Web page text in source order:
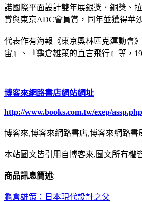
諾國際平面設計雙年展銀獎．銅獎、
賞與東京ADC會員賞，同年並獲得華
代表作有海報《東京奧林匹克運動會
宙』、『龜倉雄策的直言飛行』等，
博客來網路書店網站網址
http://www.books.com.tw/exep/
博客來,博客來網路書店,博客來網路書
本站圖文皆引用自博客來,圖文所有權
商品訊息簡述:
龜倉雄策：日本現代設計之父